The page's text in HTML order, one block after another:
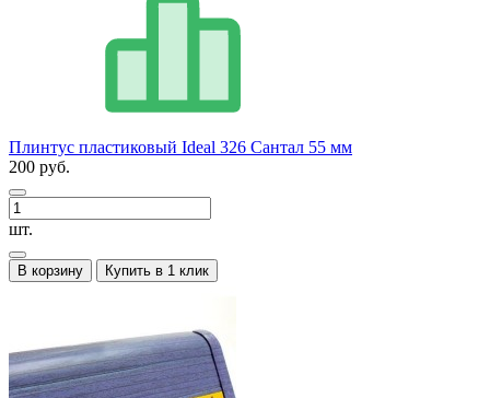
Плинтус пластиковый Ideal 326 Сантал 55 мм
200 руб.
шт.
В корзину Купить в 1 клик